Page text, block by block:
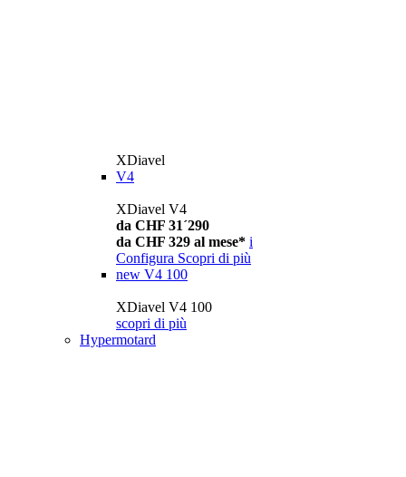
XDiavel
V4
XDiavel V4
da CHF 31´290
da CHF 329 al mese* i
Configura Scopri di più
new V4 100
XDiavel V4 100
scopri di più
Hypermotard